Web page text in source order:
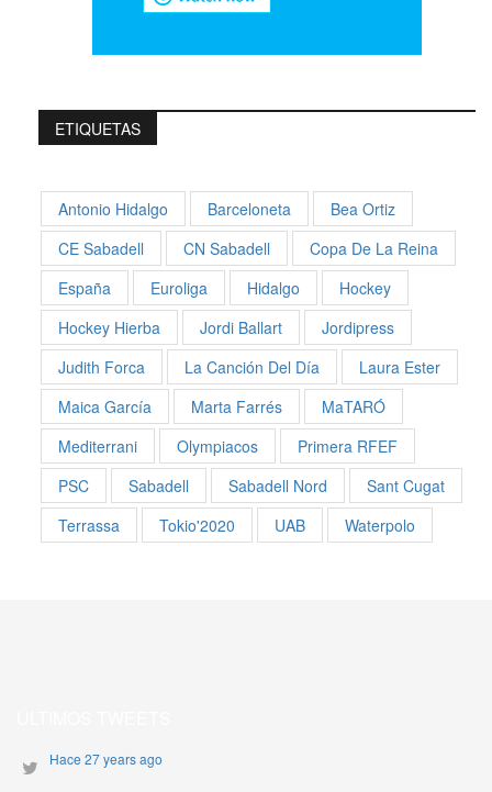
ETIQUETAS
Antonio Hidalgo Barceloneta
Bea Ortiz
CE Sabadell
CN Sabadell
Copa De La Reina
España
Euroliga Hidalgo
Hockey
Hockey Hierba
Jordi Ballart
Jordipress
Judith Forca
La Canción Del Día
Laura Ester
Maica García
Marta Farrés
MaTARÓ
Mediterrani
Olympiacos
Primera RFEF
PSC
Sabadell Sabadell Nord
Sant Cugat
Terrassa
Tokio'2020 UAB Waterpolo
Hace 27 years ago